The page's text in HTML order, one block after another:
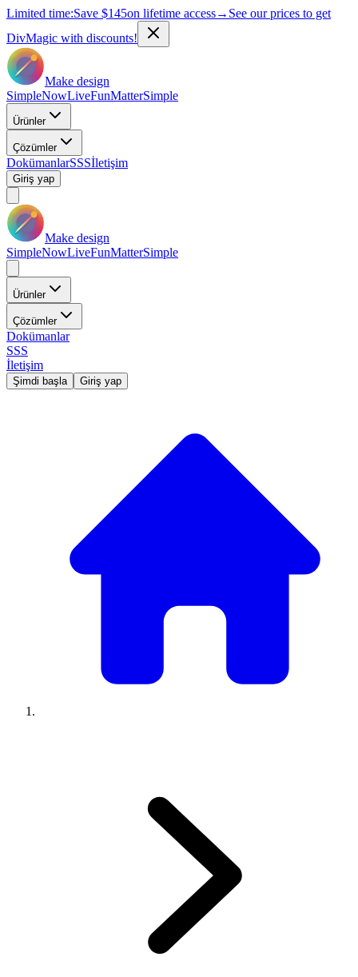
Limited time:Save $145on lifetime access→ See our prices to get
DivMagic with discounts!
Make design
SimpleNowLiveFunMatterSimple
Ürünler
Çözümler
DokümanlarSSSİletişim
Giriş yap
Make design
SimpleNowLiveFunMatterSimple
Ürünler
Çözümler
Dokümanlar
SSS
İletişim
Şimdi başla Giriş yap